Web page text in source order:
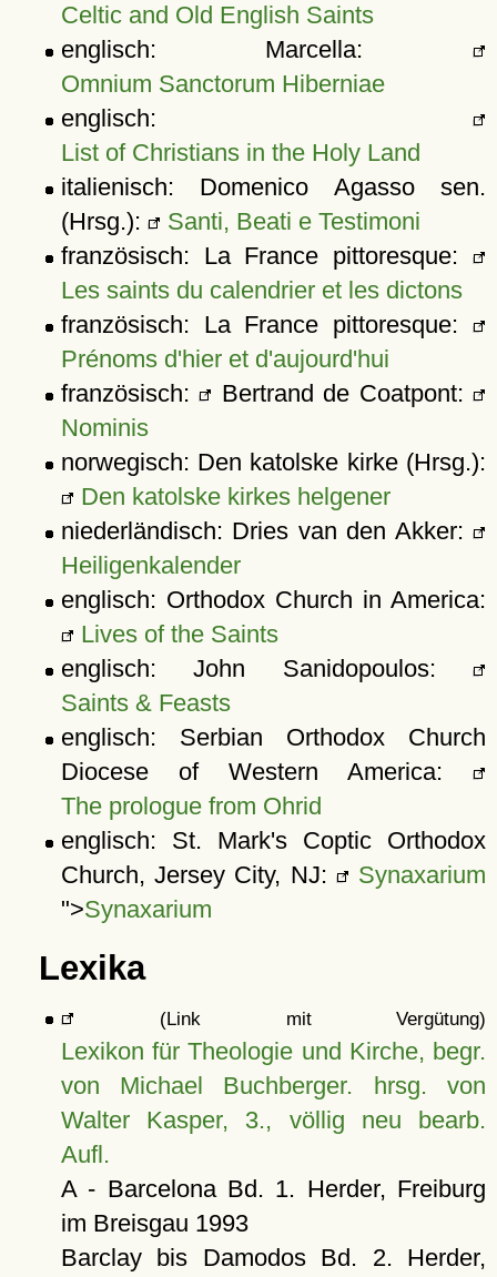
Celtic and Old English Saints
englisch: Marcella:
Omnium Sanctorum Hiberniae
englisch:
List of Christians in the Holy Land
italienisch: Domenico Agasso sen.
(Hrsg.):
Santi, Beati e Testimoni
französisch: La France pittoresque:
Les saints du calendrier et les dictons
französisch: La France pittoresque:
Prénoms d'hier et d'aujourd'hui
französisch:
Bertrand de Coatpont:
Nominis
norwegisch: Den katolske kirke (Hrsg.):
Den katolske kirkes helgener
niederländisch: Dries van den Akker:
Heiligenkalender
englisch: Orthodox Church in America:
Lives of the Saints
englisch: John Sanidopoulos:
Saints & Feasts
englisch: Serbian Orthodox Church
Diocese of Western America:
The prologue from Ohrid
englisch: St. Mark's Coptic Orthodox
Church, Jersey City, NJ:
Synaxarium
">Synaxarium
Lexika
(Link mit Vergütung)
Lexikon für Theologie und Kirche, begr.
von Michael Buchberger. hrsg. von
Walter Kasper, 3., völlig neu bearb.
Aufl.
A - Barcelona Bd. 1. Herder, Freiburg
im Breisgau 1993
Barclay bis Damodos Bd. 2. Herder,